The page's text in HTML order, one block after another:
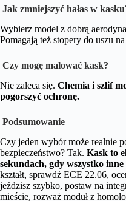
Jak zmniejszyć hałas w
Wybierz model z dobrą
Pomagają też stopery do uszu na
Czy mogę malować kask?
Nie zaleca się. Chemia i szlif
pogorszyć ochronę.
Podsumowanie
Czy jeden wybór może realnie
bezpieczeństwo? Tak. Kask to
sekundach, gdy wszystko
kształt, sprawdź ECE 22.06,
jeździsz szybko, postaw na
mieście, rozważ moduł z